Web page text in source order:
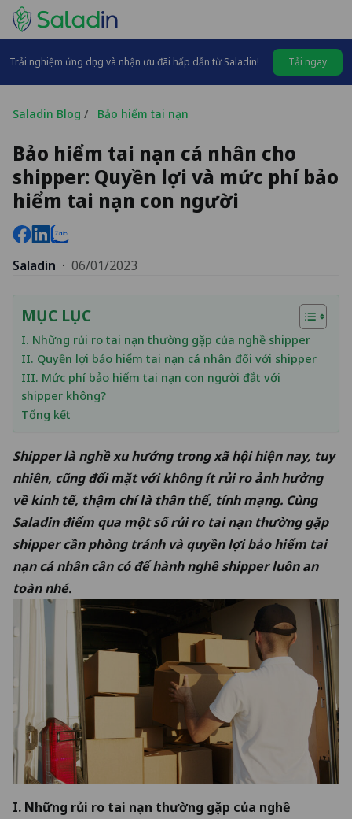
Trải nghiệm ứng dụng và nhận ưu đãi hấp dẫn từ Saladin! Tải ngay
Saladin Blog / Bảo hiểm tai nạn
Bảo hiểm tai nạn cá nhân cho
shipper: Quyền lợi và mức phí bảo
hiểm tai nạn con người
Saladin · 06/01/2023
MỤC LỤC
I. Những rủi ro tai nạn thường gặp của nghề shipper
II. Quyền lợi bảo hiểm tai nạn cá nhân đối với shipper
III. Mức phí bảo hiểm tai nạn con người đắt với
shipper không?
Tổng kết
Shipper là nghề xu hướng trong xã hội hiện nay, tuy
nhiên, cũng đối mặt với không ít rủi ro ảnh hưởng
về kinh tế, thậm chí là thân thể, tính mạng. Cùng
Saladin điểm qua một số rủi ro tai nạn thường gặp
shipper cần phòng tránh và quyền lợibảo hiểm tai
nạn cá nhâncần có để hành nghề shipper luôn an
toàn nhé.
I. Những rủi ro tai nạn thường gặp của nghề